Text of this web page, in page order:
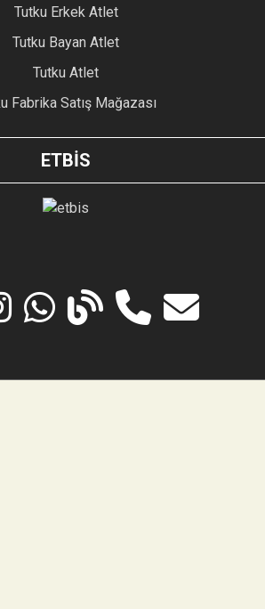
Tutku Erkek Atlet
Tutku Bayan Atlet
Tutku Atlet
Fabrika Satış Mağazası
ETBİS